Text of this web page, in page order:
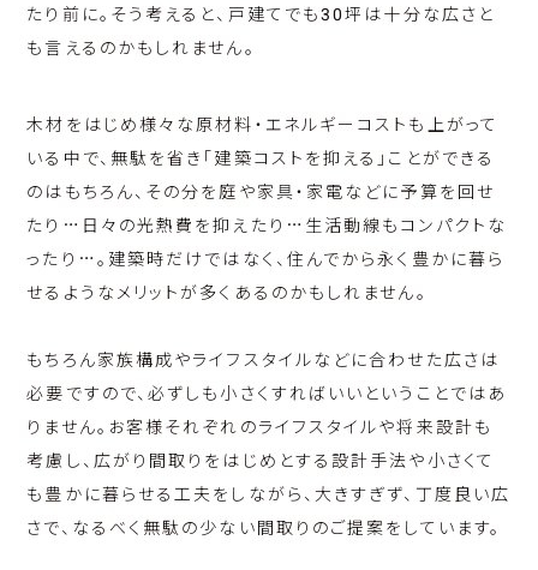
たり前に。そう考えると、戸建てでも30坪は十分な広さと
も言えるのかもしれません。
木材をはじめ様々な原材料・エネルギーコストも上がって
いる中で、無駄を省き「建築コストを抑える」ことができる
のはもちろん、その分を庭や家具・家電などに予算を回せ
たり…日々の光熱費を抑えたり…生活動線もコンパクトな
ったり…。建築時だけではなく、住んでから永く豊かに暮ら
せるようなメリットが多くあるのかもしれません。
もちろん家族構成やライフスタイルなどに合わせた広さは
必要ですので、必ずしも小さくすればいいということではあ
りません。お客様それぞれのライフスタイルや将来設計も
考慮し、広がり間取りをはじめとする設計手法や小さくて
も豊かに暮らせる工夫をしながら、大きすぎず、丁度良い広
さで、なるべく無駄の少ない間取りのご提案をしています。